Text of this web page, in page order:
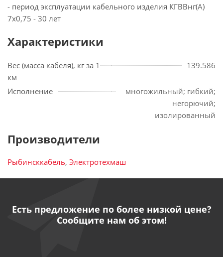
- период эксплуатации кабельного изделия КГВВнг(А)
7х0,75 - 30 лет
Характеристики
Вес (масса кабеля), кг за 1
км
139.586
Исполнение
многожильный; гибкий;
негорючий;
изолированный
Производители
Рыбинсккабель, Электротехмаш
Есть предложение по более низкой цене?
Сообщите нам об этом!